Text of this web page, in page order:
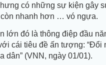
có những sự kiện gây
còn nhanh hơn … vó ngựa.
lớn đó là thông điệp đầu
cái tiêu đề ấn tượng: “Đổi
dân” (VNN, ngày 01/01).